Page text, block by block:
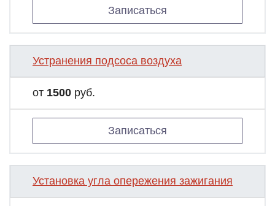
Записаться
Устранения подсоса воздуха
от 1500 руб.
Записаться
Установка угла опережения зажигания